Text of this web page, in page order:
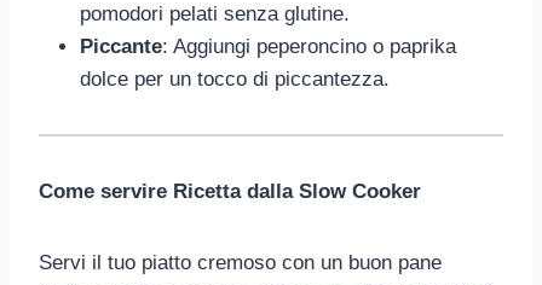
pomodori pelati senza glutine.
Piccante: Aggiungi peperoncino o paprika
dolce per un tocco di piccantezza.
Come servire Ricetta dalla Slow Cooker
Servi il tuo piatto cremoso con un buon pane